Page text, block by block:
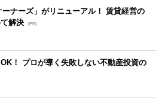
ーナーズ」がリニューアル！ 賃貸経営の
解決 [PR]
！ プロが導く失敗しない不動産投資の